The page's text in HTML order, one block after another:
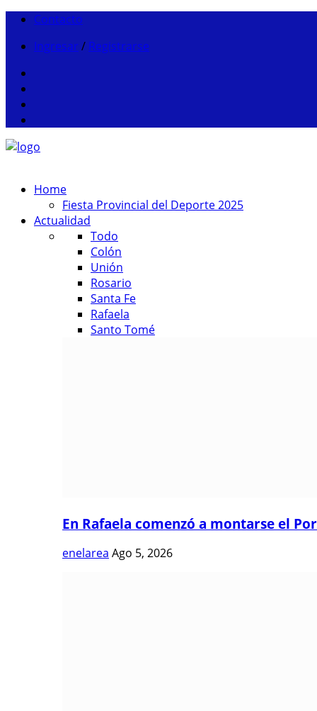
Contacto
Ingresar / Registrarse
Home
Fiesta Provincial del Deporte 2025
Actualidad
Todo
Colón
Unión
Rosario
Santa Fe
Rafaela
Santo Tomé
En Rafaela comenzó a montarse el
enelarea Ago 5, 2026